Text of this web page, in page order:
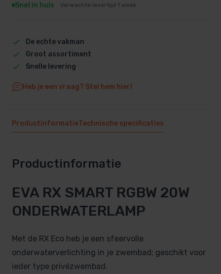
Snel in huis Verwachte levertijd 1 week
De echte vakman
Groot assortiment
Snelle levering
Heb je een vraag? Stel hem hier!
ProductinformatieTechnische specificaties
Productinformatie
EVA RX SMART RGBW 20W
ONDERWATERLAMP
Met de RX Eco heb je een sfeervolle
onderwaterverlichting in je zwembad; geschikt voor
ieder type privézwembad.